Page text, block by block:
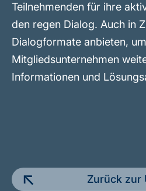
Teilnehmenden für ihre
den regen Dialog. Auch in
Dialogformate anbieten,
Mitgliedsunternehmen
Informationen und
Zurück zur